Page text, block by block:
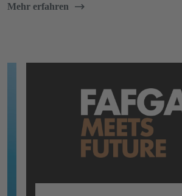
Mehr erfahren